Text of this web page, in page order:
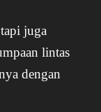
juga
lintas
dengan